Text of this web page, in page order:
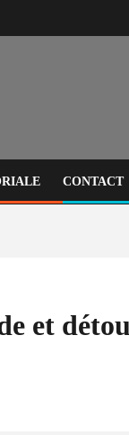
CONTACT
et